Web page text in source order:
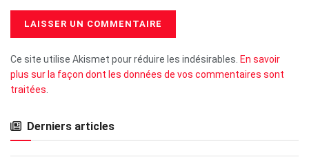
Ce site utilise Akismet pour réduire les indésirables. En savoir
plus sur la façon dont les données de vos commentaires sont
traitées
Derniers articles